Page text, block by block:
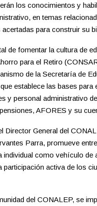
los conocimientos y
en temas
para construir su
de fomentar la cultura de
para el Retiro
de la Secretaría de
establece las bases
y personal administrativo
AFORES y su
Director General del
Parra, promueve
individual como vehículo
participación activa de los
del CONALEP, se